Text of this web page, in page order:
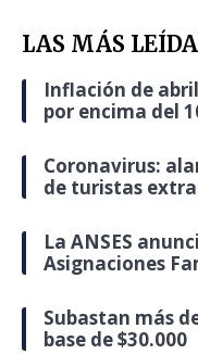
LAS MÁS
Inflación de
por encima del
Coronavirus:
de turistas
La ANSES
Asignaciones
Subastan más
base de $30.000